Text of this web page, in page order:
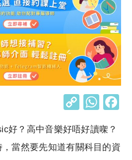
C
p
y
W
at
s
好？高中音樂好唔好讀㗎？
當然要先知道有關科目的資